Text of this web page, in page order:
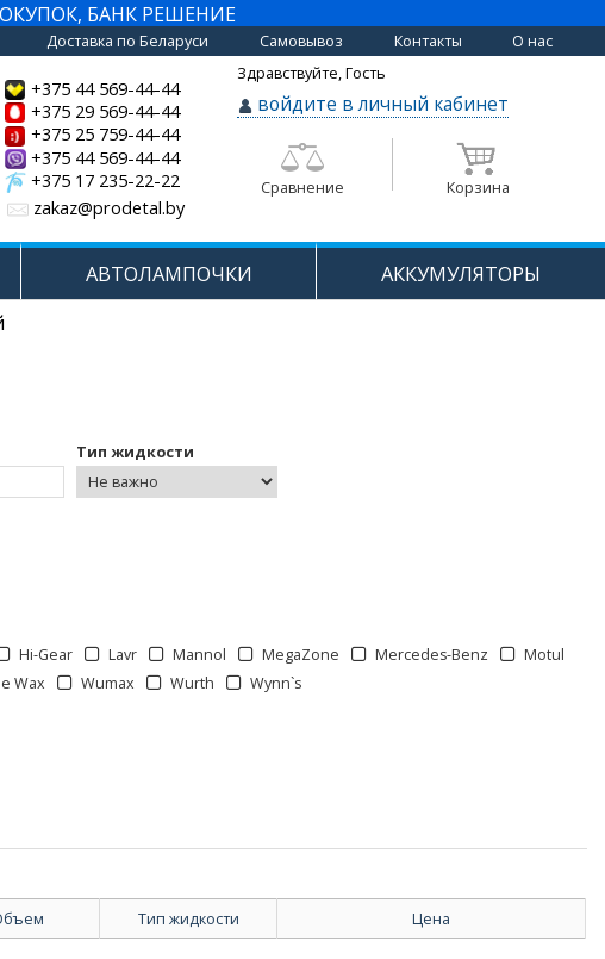
БАНК РЕШЕНИЕ
Доставка по Беларуси Самовывоз Контакты О нас
+375 44 569-44-44
+375 29 569-44-44
+375 25 759-44-44
+375 44 569-44-44
+375 17 235-22-22
zakaz@prodetal.by
Здравствуйте, Гость
войдите в личный кабинет
Сравнение Корзина
АВТОЛАМПОЧКИ АККУМУЛЯТОРЫ
Тип жидкости
Hi-Gear Lavr Mannol MegaZone Mercedes-Benz
Motul
Wax Wumax Wurth
Wynn`s
Тип жидкости Цена